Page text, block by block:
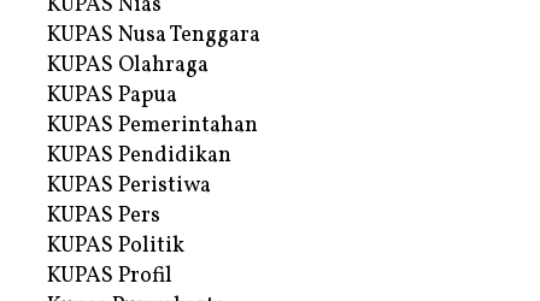
KUPAS Nusa Tenggara
KUPAS Olahraga
KUPAS Papua
KUPAS Pemerintahan
KUPAS Pendidikan
KUPAS Peristiwa
KUPAS Pers
KUPAS Politik
KUPAS Profil